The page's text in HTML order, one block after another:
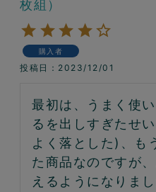
枚組）
購入者
投稿日 2023/12/01
最初は、うまく使
るを出しすぎたせ
よく落とした)、も
た商品なのですが
えるようになりま